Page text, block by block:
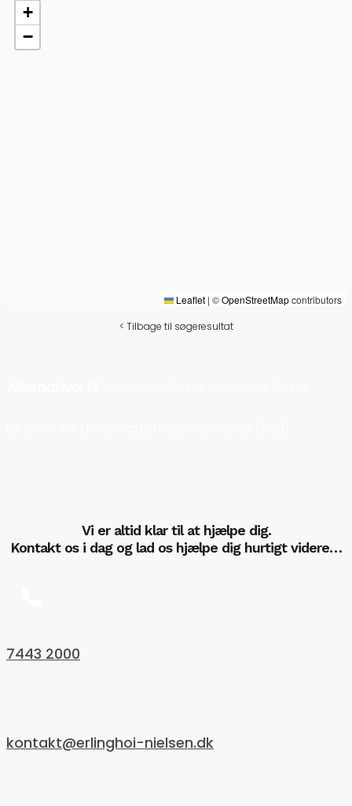
+
−
Leaflet | ©OpenStreetMapcontributors
< Tilbage til søgeresultat
Vi er altid klar til at hjælpe dig.
Kontakt os i dag og lad os hjælpe dig hurtigt videre…
7443 2000
kontakt@erlinghoi-nielsen.dk